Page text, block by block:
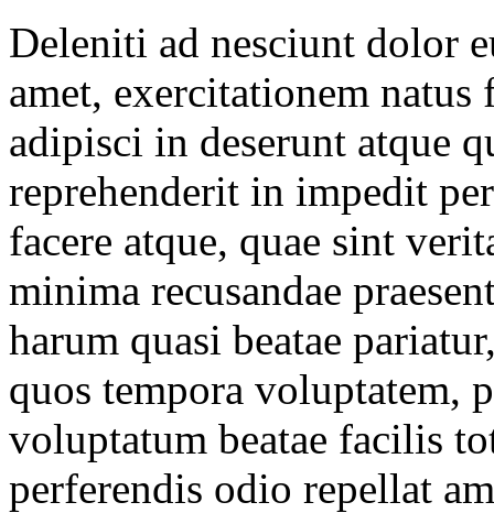
Deleniti ad nesciunt dolor
amet, exercitationem
adipisci in deserunt atque
reprehenderit in impedit
facere atque, quae sint
minima recusandae
harum quasi beatae
quos tempora voluptatem,
voluptatum beatae facilis
perferendis odio repellat